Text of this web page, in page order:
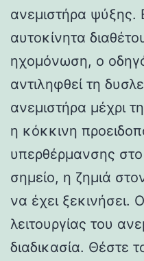
ανεμιστήρα ψύξης.
αυτοκίνητα
ηχομόνωση, ο
αντιληφθεί τη
ανεμιστήρα μέχρι
η κόκκινη
υπερθέρμανσης
σημείο, η ζημιά
να έχει ξεκινήσει.
λειτουργίας του
διαδικασία. Θέστε